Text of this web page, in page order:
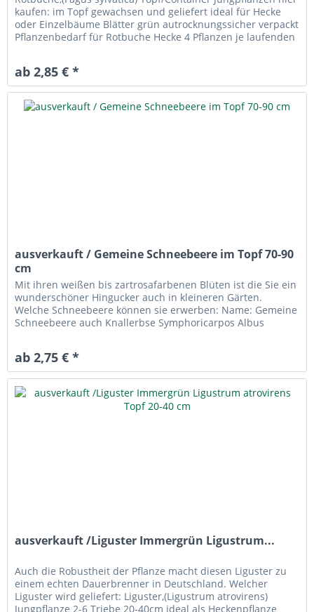
kaufen: im Topf gewachsen und geliefert ideal für Hecke
oder Einzelbäume Blätter grün autrocknungssicher verpackt
Pflanzenbedarf für Rotbuche Hecke 4 Pflanzen je laufenden
ab 2,85 € *
ausverkauft / Gemeine Schneebeere im Topf 70-90
cm
Mit ihren weißen bis zartrosafarbenen Blüten ist die Sie ein
wunderschöner Hingucker auch in kleineren Gärten.
Welche Schneebeere können sie erwerben: Name: Gemeine
Schneebeere auch Knallerbse Symphoricarpos Albus
ab 2,75 € *
ausverkauft /Liguster Immergrün Ligustrum...
Auch die Robustheit der Pflanze macht diesen Liguster zu
einem echten Dauerbrenner in Deutschland. Welcher
Liguster wird geliefert: Liguster,(Ligustrum atrovirens)
Jungpflanze 2-6 Triebe 20-40cm ideal als Heckenpflanze